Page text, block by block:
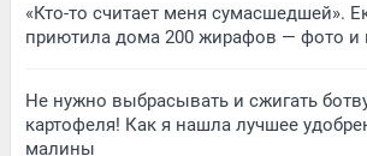
«Кто-то считает меня сумасшедшей».
приютила дома 200 жирафов — фото и
Не нужно выбрасывать и сжигать
картофеля! Как я нашла лучшее
малины